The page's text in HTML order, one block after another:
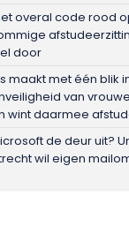
overal code rood
door
maakt met één blik
van
wint daarmee
de deur uit?
wil eigen